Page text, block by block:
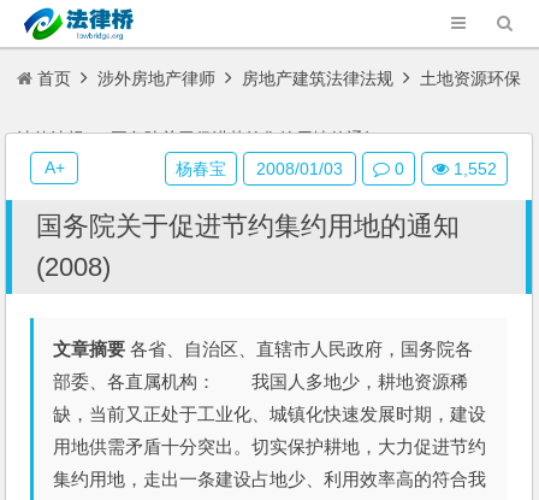
首页 涉外房地产律师 房地产建筑法律法规 土地资源环保
法律法规 国务院关于促进节约集约用地的通知(2008)
国务院关于促进节约集约用地的通知
(2008)
文章摘要 各省、自治区、直辖市人民政府，国务院各
部委、各直属机构： 我国人多地少，耕地资源稀
缺，当前又正处于工业化、城镇化快速发展时期，建设
用地供需矛盾十分突出。切实保护耕地，大力促进节约
集约用地，走出一条建设占地少、利用效率高的符合我
杨春宝 2008/01/03 0 1,552
A+